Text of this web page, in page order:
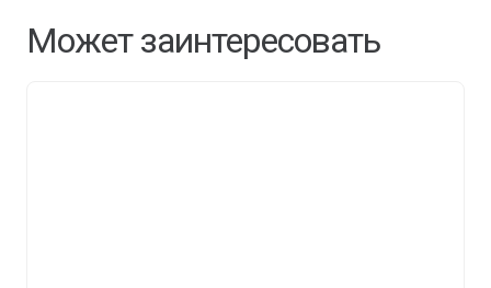
Может заинтересовать